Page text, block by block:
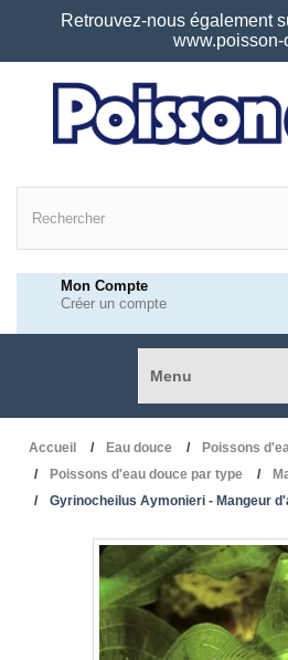
Retrouvez-nous également
www.poisson-
Mon Compte
Créer un compte
Menu
Accueil Eau douce
Poissons
Poissons d'eau douce par type
Gyrinocheilus Aymonieri - Mangeur